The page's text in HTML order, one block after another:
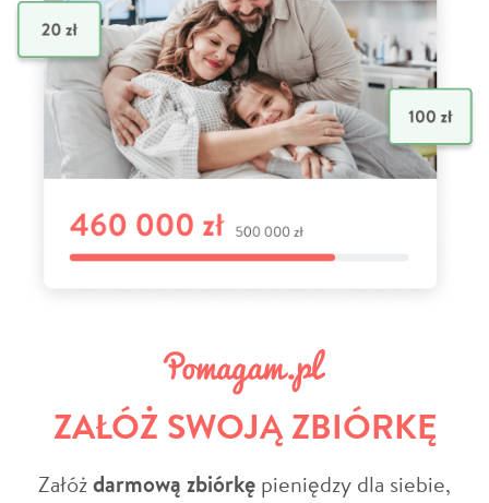
ZAŁÓŻ SWOJĄ ZBIÓRKĘ
Załóżdarmową zbiórkę pieniędzy dla siebie,